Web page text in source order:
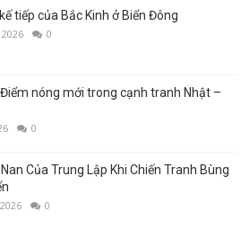
tiếp của Bắc Kinh ở Biển Đông
0
nóng mới trong cạnh tranh Nhật –
0
Của Trung Lập Khi Chiến Tranh Bùng
0